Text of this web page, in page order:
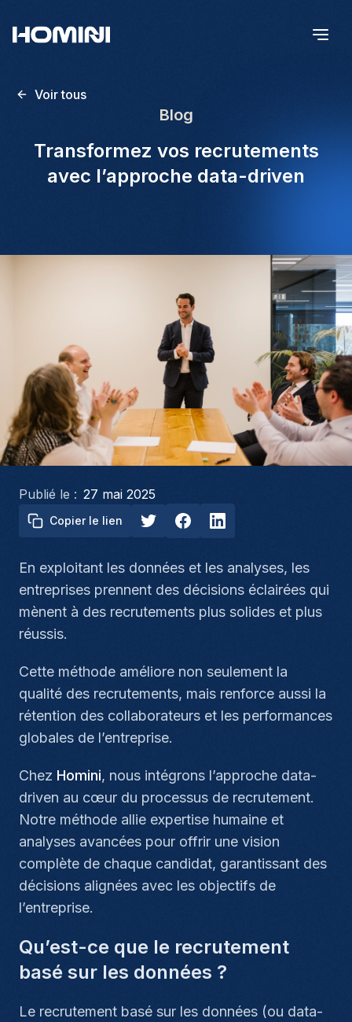
Voir tous
Blog
Transformez vos recrutements
avec l’approche data-driven
Publié le : 27 mai 2025
Copier le lien
En exploitant les données et les analyses, les
entreprises prennent des décisions éclairées qui
mènent à des recrutements plus solides et plus
réussis.
Cette méthode améliore non seulement la
qualité des recrutements, mais renforce aussi la
rétention des collaborateurs et les performances
globales de l’entreprise.
Chez Homini, nous intégrons l’approche data-
driven au cœur du processus de recrutement.
Notre méthode allie expertise humaine et
analyses avancées pour offrir une vision
complète de chaque candidat, garantissant des
décisions alignées avec les objectifs de
l’entreprise.
Qu’est-ce que le recrutement
basé sur les données ?
Le recrutement basé sur les données (ou data-